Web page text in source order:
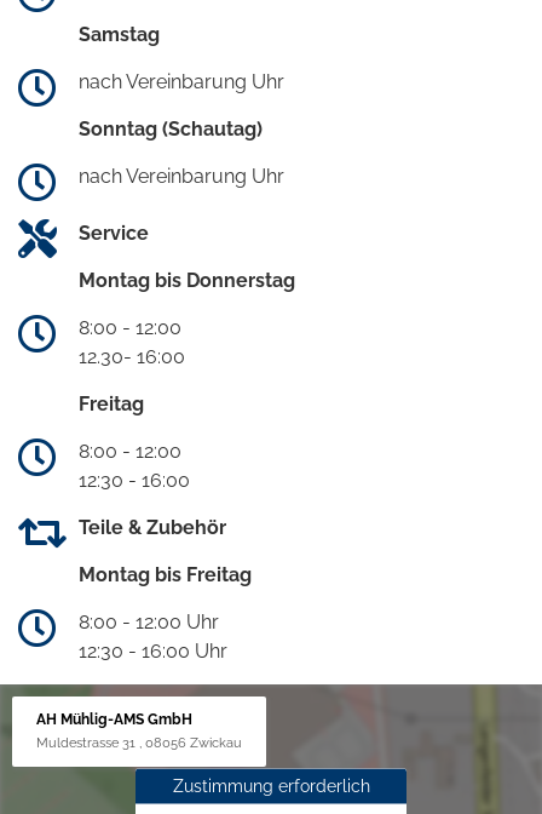
Samstag
nach Vereinbarung Uhr
Sonntag (Schautag)
nach Vereinbarung Uhr
Service
Montag bis Donnerstag
8:00 - 12:00
12.30- 16:00
Freitag
8:00 - 12:00
12:30 - 16:00
Teile & Zubehör
Montag bis Freitag
8:00 - 12:00 Uhr
12:30 - 16:00 Uhr
AH Mühlig-AMS GmbH
Muldestrasse 31 , 08056 Zwickau
Zustimmung erforderlich